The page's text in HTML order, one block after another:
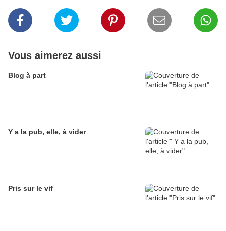
Vous aimerez aussi
Blog à part
Y a la pub, elle, à vider
Pris sur le vif